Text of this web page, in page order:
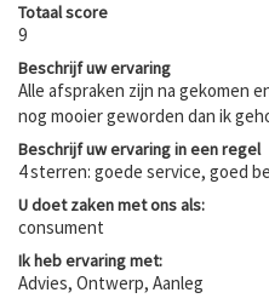
Totaal score
9
Beschrijf uw ervaring
Alle afspraken zijn na gekomen
nog mooier geworden dan ik
Beschrijf uw ervaring in een regel
4 sterren: goede service, goed
U doet zaken met ons als:
consument
Ik heb ervaring met:
Advies, Ontwerp, Aanleg